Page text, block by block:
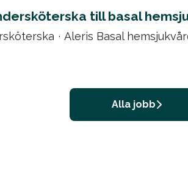
till basal
· Aleris Basal
Alla jobb